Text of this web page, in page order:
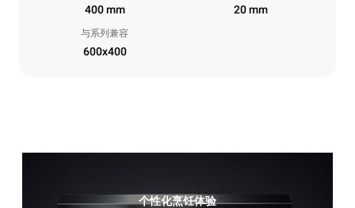
400 mm 20 mm
与系列兼容
600x400
个性化烹饪体验